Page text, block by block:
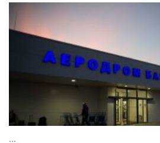
...